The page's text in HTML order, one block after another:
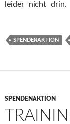
leider nicht drin.
SPENDENAKTION
SPENDENAKTION